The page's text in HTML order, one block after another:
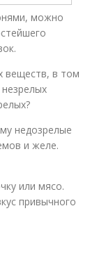
можно
веществ, в том
недозрелые
и желе.
или мясо.
привычного